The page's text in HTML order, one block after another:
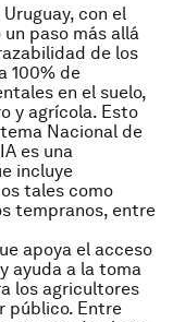
con el
paso más allá
de los
100% de
en el suelo,
y agrícola. Esto
Nacional de
es una
incluye
tales como
tempranos, entre
apoya el acceso
ayuda a la toma
los agricultores
público. Entre